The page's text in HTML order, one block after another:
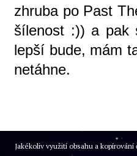
zhruba po Past
šílenost :)) a pak
lepší bude, mám
netáhne.
Jakékoliv využití obsahu a